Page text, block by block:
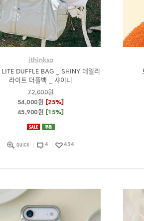
ithinkso
DUFFLE BAG _ SHINY 데일리
라이트 더플백 _ 샤이니
72,000원
54,000원 [25%]
45,900원 [15%]
4 434